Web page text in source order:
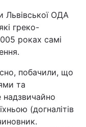
Львівської ОДА
греко-
роках самі
побачили, що
та
(догналітів